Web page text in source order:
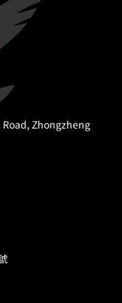
Zhongzheng